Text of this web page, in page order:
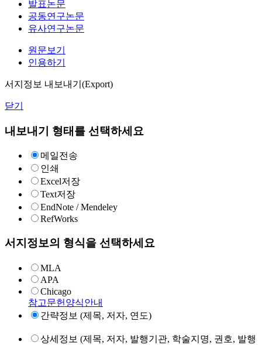
발표논문
공동연구논문
유사연구논문
원문보기
인용하기
서지정보 내보내기(Export)
닫기
내보내기 형태를 선택하세요
메일전송
인쇄
Excel저장
Text저장
EndNote / Mendeley
RefWorks
서지정보의 형식을 선택하세요
MLA
APA
Chicago
참고문헌양식안내
간략정보 (제목, 저자, 연도)
상세정보 (제목, 저자, 발행기관, 학술지명, 권호, 발행